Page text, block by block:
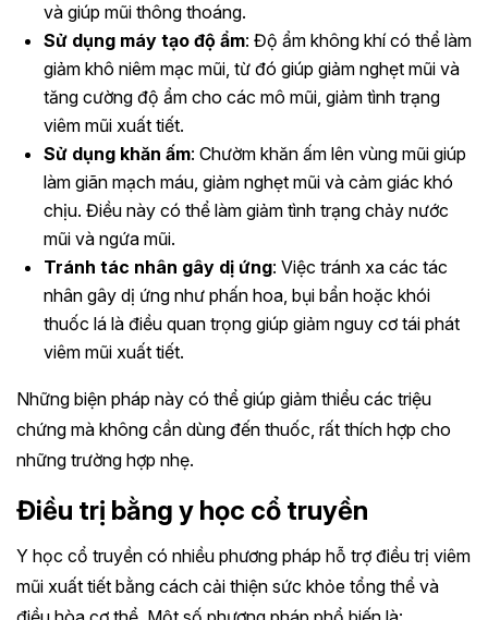
và giúp mũi thông thoáng.
Sử dụng máy tạo độ ẩm: Độ ẩm không khí có thể làm
giảm khô niêm mạc mũi, từ đó giúp giảm nghẹt mũi và
tăng cường độ ẩm cho các mô mũi, giảm tình trạng
viêm mũi xuất tiết.
Sử dụng khăn ấm: Chườm khăn ấm lên vùng mũi giúp
làm giãn mạch máu, giảm nghẹt mũi và cảm giác khó
chịu. Điều này có thể làm giảm tình trạng chảy nước
mũi và ngứa mũi.
Tránh tác nhân gây dị ứng: Việc tránh xa các tác
nhân gây dị ứng như phấn hoa, bụi bẩn hoặc khói
thuốc lá là điều quan trọng giúp giảm nguy cơ tái phát
viêm mũi xuất tiết.
Những biện pháp này có thể giúp giảm thiểu các triệu
chứng mà không cần dùng đến thuốc, rất thích hợp cho
những trường hợp nhẹ.
Điều trị bằng y học cổ truyền
Y học cổ truyền có nhiều phương pháp hỗ trợ điều trị viêm
mũi xuất tiết bằng cách cải thiện sức khỏe tổng thể và